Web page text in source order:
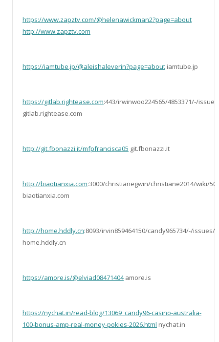
https://www.zapztv.com/@helenawickman2?page=about
http://www.zapztv.com
https://iamtube.jp/@aleishaleverin?page=about iamtube.jp
https://gitlab.rightease.com:443/irwinwoo224565/4853371/-/
gitlab.rightease.com
http://git.fbonazzi.it/mfpfrancisca05 git.fbonazzi.it
http://biaotianxia.com:3000/christianegwin/christiane2014/wiki/
biaotianxia.com
http://home.hddly.cn:8093/irvin859464150/candy965734/-/issues/1
home.hddly.cn
https://amore.is/@elviad08471404amore.is
https://nychat.in/read-blog/13069_candy96-casino-australia-
100-bonus-amp-real-money-pokies-2026.html nychat.in